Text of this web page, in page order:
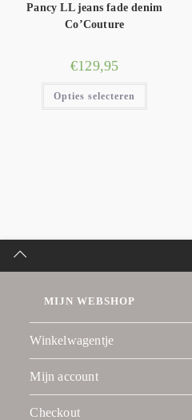
Pancy LL jeans fade denim
Co’Couture
€129,95
Opties selecteren
MIJN WEBSHOP
Winkelwagentje
Mijn account
Checkout